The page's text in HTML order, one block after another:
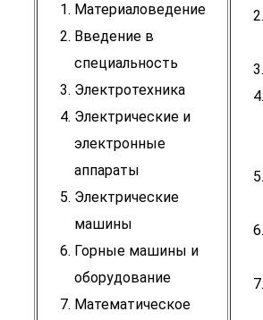
Материаловедение
Введение в
специальность
Электротехника
Электрические и
электронные
аппараты
Электрические
машины
Горные машины и
оборудование
Математическое